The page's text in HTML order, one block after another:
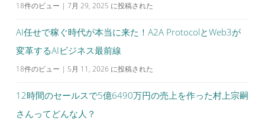
18件のビュー | 7月 29, 2025 に投稿された
AI任せで稼ぐ時代が本当に来た！A2A ProtocolとWeb3が
変革するAIビジネス最前線
18件のビュー | 5月 11, 2026 に投稿された
12時間のセールスで5億6490万円の売上を作った村上宗嗣
さんってどんな人？